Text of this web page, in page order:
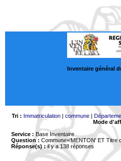
Inventaire général
Tri : Immatriculation| commune|
Mode
Service : Base Inventaire
Question : Commune='MENTON' ET Titre
Réponse(s) :il y a 138 réponses